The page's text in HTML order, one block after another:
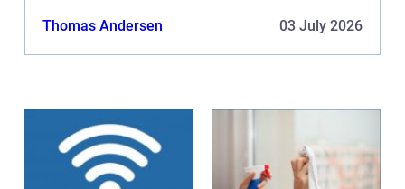
Thomas Andersen 03 July 2026